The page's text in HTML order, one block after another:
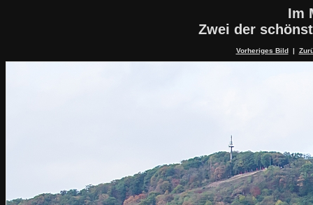
Im
Zwei der
Vorheriges Bild